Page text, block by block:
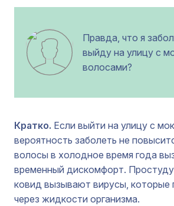
Правда, что я
выйду на улицу с
волосами?
Кратко. Если выйти на улицу с
вероятность заболеть не
волосы в холодное время года
временный дискомфорт.
ковид вызывают вирусы, которые
через жидкости организма.